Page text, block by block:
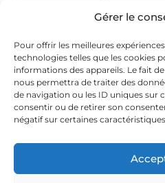
Gérer le
Pour offrir les meilleures
technologies telles que les cookies
informations des appareils. Le fait
nous permettra de traiter des
de navigation ou les ID uniques sur
consentir ou de retirer son
négatif sur certaines
Compétences territoriales
Jeux concours
Liens
Contact
Contactez-nous